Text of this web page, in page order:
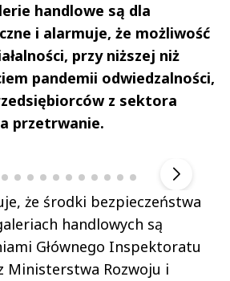
handlowe są dla
i alarmuje, że możliwość
przy niższej niż
pandemii odwiedzalności,
z sektora
przetrwanie.
że środki bezpieczeństwa
handlowych są
Głównego Inspektoratu
Ministerstwa Rozwoju i